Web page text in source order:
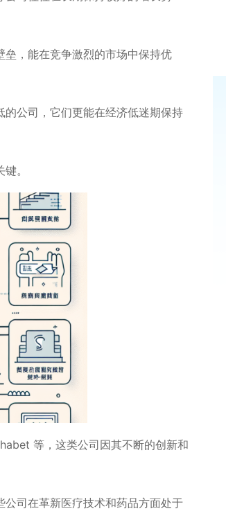
，能在竞争激烈的市场中保持优
公司，它们更能在经济低迷期保持
。
等，这类公司因其不断的创新和
司在革新医疗技术和药品方面处于